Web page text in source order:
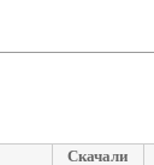
Скачали